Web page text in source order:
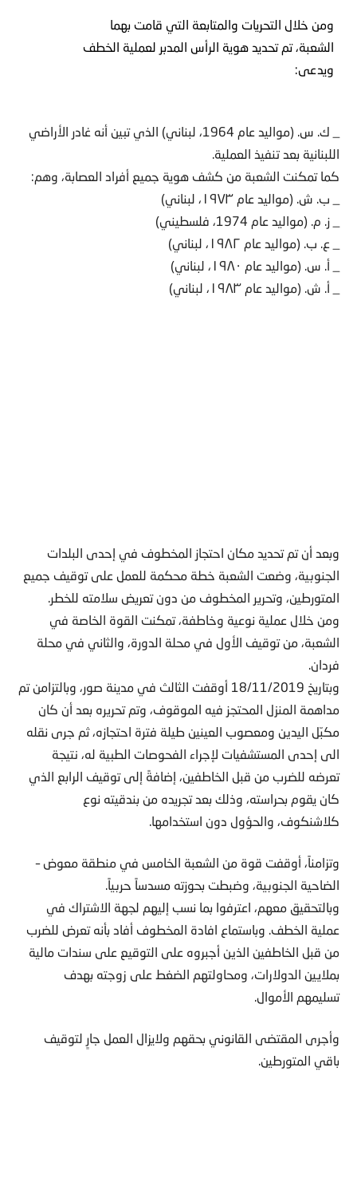
ومن خلال التحريات والمتابعة التي قامت بهما
الشعبة، تم تحديد هوية الرأس المدبر لعملية الخطف
ويدعى:
_ ك. س. (مواليد عام 1964، لبناني) الذي تبين أنه غادر الأراضي
اللبنانية بعد تنفيذ العملية.
كما تمكنت الشعبة من كشف هوية جميع أفراد العصابة، وهم:
_ ب. ش. (مواليد عام ۱۹۷۳، لبناني)
_ ز. م. (مواليد عام 1974، فلسطيني)
_ ع. ب. (مواليد عام ۱۹۸۲، لبناني)
_ أ. س. (مواليد عام ۱۹۸۰، لبناني)
_ أ. ش. (مواليد عام ۱۹۸۳، لبناني)
وبعد أن تم تحديد مكان احتجاز المخطوف في إحدى البلدات
الجنوبية، وضعت الشعبة خطة محكمة للعمل على توقيف جميع
المتورطين، وتحرير المخطوف من دون تعريض سلامته للخطر.
ومن خلال عملية نوعية وخاطفة، تمكنت القوة الخاصة في
الشعبة، من توقيف الأول في محلة الدورة، والثاني في محلة
فردان.
وبتاريخ 18/11/2019 أوقفت الثالث في مدينة صور، وبالتزامن تم
مداهمة المنزل المحتجز فيه الموقوف، وتم تحريره بعد أن كان
مكبّل اليدين ومعصوب العينين طيلة فترة احتجازه، ثم جرى نقله
الى إحدى المستشفيات لإجراء الفحوصات الطبية له، نتيجة
تعرضه للضرب من قبل الخاطفين، إضافةً إلى توقيف الرابع الذي
كان يقوم بحراسته، وذلك بعد تجريده من بندقيته نوع
كلاشنكوف، والحؤول دون استخدامها.
وتزامناً، أوقفت قوة من الشعبة الخامس في منطقة معوض –
الضاحية الجنوبية، وضبطت بحوزته مسدساً حربياً.
وبالتحقيق معهم، اعترفوا بما نسب إليهم لجهة الاشتراك في
عملية الخطف. وباستماع افادة المخطوف أفاد بأنه تعرض للضرب
من قبل الخاطفين الذين أجبروه على التوقيع على سندات مالية
بملايين الدولارات، ومحاولتهم الضغط على زوجته بهدف
تسليمهم الأموال.
وأجرى المقتضى القانوني بحقهم ولايزال العمل جارٍ لتوقيف
باقي المتورطين.